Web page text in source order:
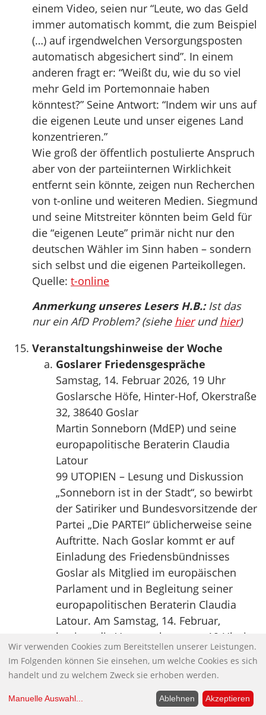
einem Video, seien nur “Leute, wo das Geld
immer automatisch kommt, die zum Beispiel
(…) auf irgendwelchen Versorgungsposten
automatisch abgesichert sind”. In einem
anderen fragt er: “Weißt du, wie du so viel
mehr Geld im Portemonnaie haben
könntest?” Seine Antwort: “Indem wir uns auf
die eigenen Leute und unser eigenes Land
konzentrieren.”
Wie groß der öffentlich postulierte Anspruch
aber von der parteiinternen Wirklichkeit
entfernt sein könnte, zeigen nun Recherchen
von t-online und weiteren Medien. Siegmund
und seine Mitstreiter könnten beim Geld für
die “eigenen Leute” primär nicht nur den
deutschen Wähler im Sinn haben – sondern
sich selbst und die eigenen Parteikollegen.
Quelle: t-online
Anmerkung unseres Lesers H.B.:Ist das
nur ein AfD Problem? (siehe hierundhier)
Veranstaltungshinweise der Woche
Goslarer Friedensgespräche
Samstag, 14. Februar 2026, 19 Uhr
Goslarsche Höfe, Hinter-Hof, Okerstraße
32, 38640 Goslar
Martin Sonneborn (MdEP) und seine
europapolitische Beraterin Claudia
Latour
99 UTOPIEN – Lesung und Diskussion
„Sonneborn ist in der Stadt“, so bewirbt
der Satiriker und Bundesvorsitzende der
Partei „Die PARTEI“ üblicherweise seine
Auftritte. Nach Goslar kommt er auf
Einladung des Friedensbündnisses
Goslar als Mitglied im europäischen
Parlament und in Begleitung seiner
europapolitischen Beraterin Claudia
Latour. Am Samstag, 14. Februar,
beginnt die Veranstaltung um 19 Uhr im
„Hinter-Hof“ auf den Goslarschen
Höfen. Die Lesung zum Thema „99
Worten „astreine Analysen, verstörende
Wir verwenden Cookies zum Bereitstellen unserer Leistungen.
Im Folgenden können Sie einsehen, um welche Cookies es sich
handelt und zu welchem Zweck sie erhoben werden.
Manuelle Auswahl... Ablehnen Akzeptieren